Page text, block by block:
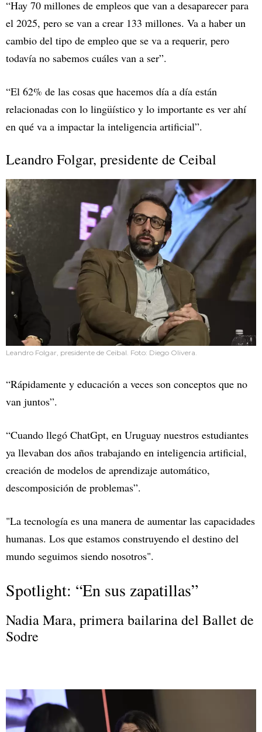
“Hay 70 millones de empleos que van a desaparecer para
el 2025, pero se van a crear 133 millones. Va a haber un
cambio del tipo de empleo que se va a requerir, pero
todavía no sabemos cuáles van a ser”.
“El 62% de las cosas que hacemos día a día están
relacionadas con lo lingüístico y lo importante es ver ahí
en qué va a impactar la inteligencia artificial”.
Leandro Folgar, presidente de Ceibal
Leandro Folgar, presidente de Ceibal. Foto: Diego Olivera.
“Rápidamente y educación a veces son conceptos que no
van juntos”.
“Cuando llegó ChatGpt, en Uruguay nuestros estudiantes
ya llevaban dos años trabajando en inteligencia artificial,
creación de modelos de aprendizaje automático,
descomposición de problemas”.
"La tecnología es una manera de aumentar las capacidades
humanas. Los que estamos construyendo el destino del
mundo seguimos siendo nosotros".
Spotlight: “En sus zapatillas”
Nadia Mara, primera bailarina del Ballet de
Sodre